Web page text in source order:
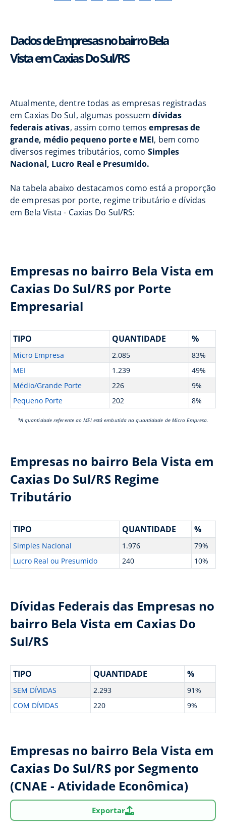
Dados de Empresas no bairro Bela
Vista em Caxias Do Sul/RS
Atualmente, dentre todas as empresas registradas
em Caxias Do Sul, algumas possuemdívidas
federais ativas, assim como temosempresas de
grande, médio pequeno porte e MEI, bem como
diversos regimes tributários, como Simples
Nacional, Lucro Real e Presumido.
Na tabela abaixo destacamos como está a proporção
de empresas por porte, regime tributário e dívidas
em Bela Vista - Caxias Do Sul/RS:
Empresas no bairro Bela Vista em
Caxias Do Sul/RS por Porte
Empresarial
TIPO QUANTIDADE %
Micro Empresa 2.085
83%
MEI
1.239
49%
Médio/Grande Porte
226
9%
Pequeno Porte
202 8%
*A quantidade referente ao MEI está embutida na quantidade de Micro Empresa.
Empresas no bairro Bela Vista em
Caxias Do Sul/RS Regime
Tributário
TIPO QUANTIDADE %
Simples Nacional 1.976
79%
Lucro Real ou Presumido
240 10%
Dívidas Federais das Empresas no
bairro Bela Vista em Caxias Do
Sul/RS
TIPO QUANTIDADE %
SEM DÍVIDAS 2.293
91%
COM DÍVIDAS
220 9%
Empresas no bairro Bela Vista em
Caxias Do Sul/RS por Segmento
(CNAE - Atividade Econômica)
Exportar